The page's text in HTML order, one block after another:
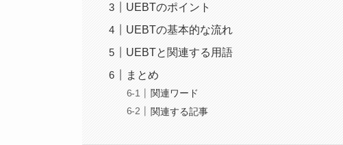
UEBTのポイント
UEBTの基本的な流れ
UEBTと関連する用語
まとめ
関連ワード
関連する記事